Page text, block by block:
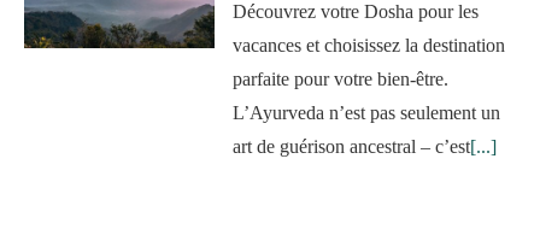
Découvrez votre Dosha pour les
vacances et choisissez la destination
parfaite pour votre bien-être.
L’Ayurveda n’est pas seulement un
art de guérison ancestral – c’est[...]